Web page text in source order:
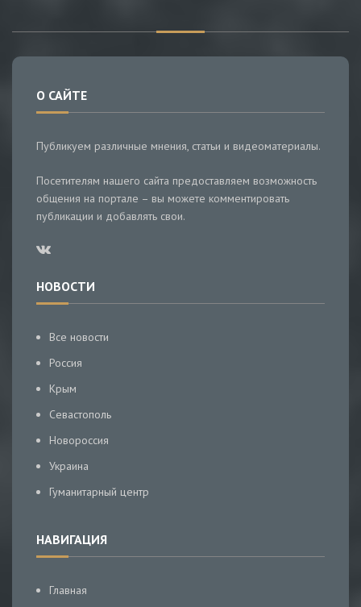
О САЙТЕ
Публикуем различные мнения, статьи и видеоматериалы.
Посетителям нашего сайта предоставляем возможность
общения на портале – вы можете комментировать
публикации и добавлять свои.
НОВОСТИ
Все новости
Россия
Крым
Севастополь
Новороссия
Украина
Гуманитарный центр
НАВИГАЦИЯ
Главная